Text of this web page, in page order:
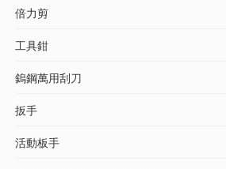
倍力剪
工具鉗
鎢鋼萬用刮刀
扳手
活動板手